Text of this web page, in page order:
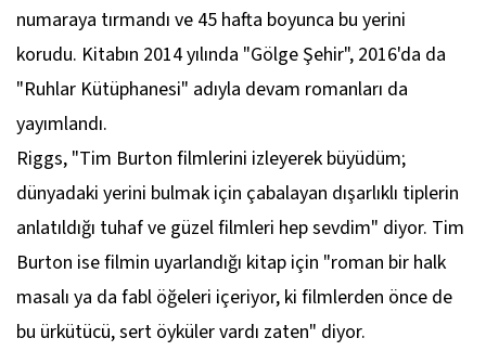
numaraya tırmandı ve 45 hafta boyunca bu yerini
korudu. Kitabın 2014 yılında "Gölge Şehir", 2016'da da
"Ruhlar Kütüphanesi" adıyla devam romanları da
yayımlandı.
Riggs, "Tim Burton filmlerini izleyerek büyüdüm;
dünyadaki yerini bulmak için çabalayan dışarlıklı tiplerin
anlatıldığı tuhaf ve güzel filmleri hep sevdim" diyor. Tim
Burton ise filmin uyarlandığı kitap için "roman bir halk
masalı ya da fabl öğeleri içeriyor, ki filmlerden önce de
bu ürkütücü, sert öyküler vardı zaten" diyor.